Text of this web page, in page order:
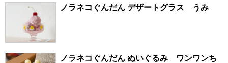
ノラネコぐんだん デザートグラス うみ
ノラネコぐんだん ぬいぐるみ ワンワンち